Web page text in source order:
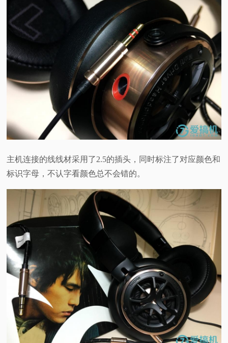
主机连接的线线材采用了2.5的插头，同时标注了对应颜色和
标识字母，不认字看颜色总不会错的。